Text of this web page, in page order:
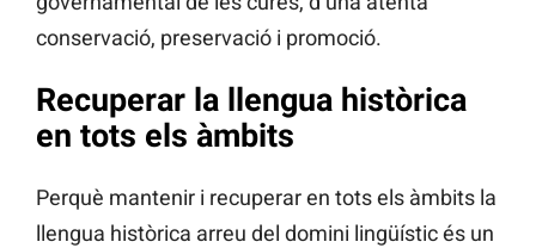
conservació, preservació i promoció.
Recuperar la llengua històrica
en tots els àmbits
Perquè mantenir i recuperar en tots els àmbits la
llengua històrica arreu del domini lingüístic és un